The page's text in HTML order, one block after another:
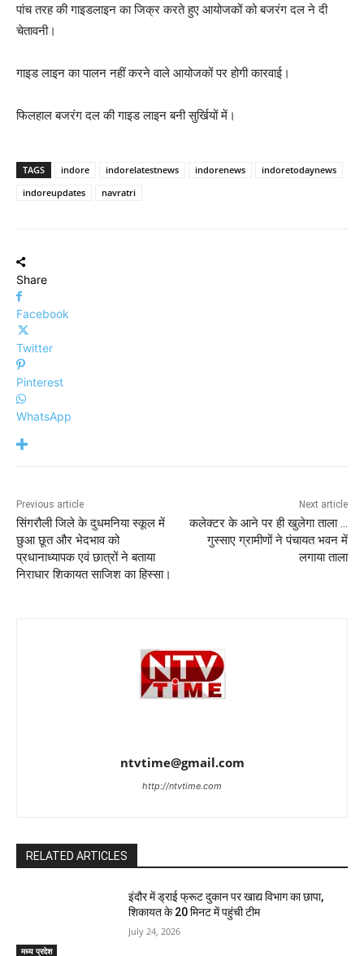
पांच तरह की गाइडलाइन का जिक्र करते हुए आयोजकों को बजरंग दल ने दी
चेतावनी।
गाइड लाइन का पालन नहीं करने वाले आयोजकों पर होगी कारवाई।
फिलहाल बजरंग दल की गाइड लाइन बनी सुर्खियों में।
TAGS indore indorelatestnews indorenews
indoretodaynews
indoreupdates
navratri
Share
Facebook
Twitter
Pinterest
WhatsApp
Previous article
सिंगरौली जिले के दुधमनिया स्कूल में
छुआ छूत और भेदभाव को
प्रधानाध्यापक एवं छात्रों ने बताया
निराधार शिकायत साजिश का हिस्सा।
Next article
कलेक्टर के आने पर ही खुलेगा ताला …
गुस्साए ग्रामीणों ने पंचायत भवन में
लगाया ताला
ntvtime@gmail.com
http://ntvtime.com
RELATED ARTICLES
मध्य प्रदेश
इंदौर में ड्राई फ्रूट दुकान पर खाद्य विभाग का छापा,
शिकायत के 20 मिनट में पहुंची टीम
July 24, 2026